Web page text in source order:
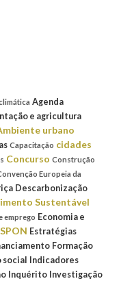
Agenda
e agricultura
urbano
Capacitação cidades
Concurso Construção
Europeia da
Descarbonização
Sustentável
emprego Economia e
Estratégias
Formação
social
Indicadores
Inquérito Investigação